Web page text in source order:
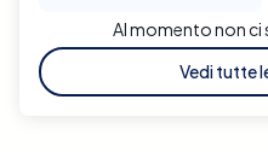
Al momento non
Vedi tutte